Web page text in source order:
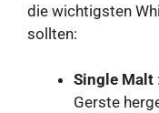
die wichtigsten
sollten:
Single Malt
Gerste